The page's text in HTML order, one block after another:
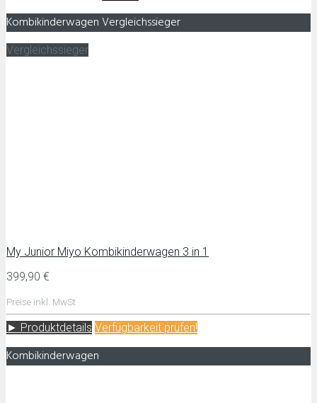
Kombikinderwagen Vergleichssieger
Vergleichssieger
My Junior Miyo Kombikinderwagen 3 in 1
399,90 €
Preise inkl. MwSt
► Produktdetails Verfügbarkeit prüfen!
Kombikinderwagen